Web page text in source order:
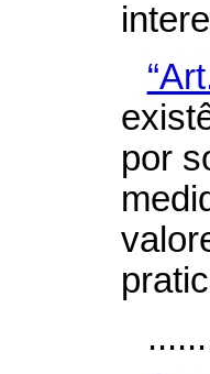
por